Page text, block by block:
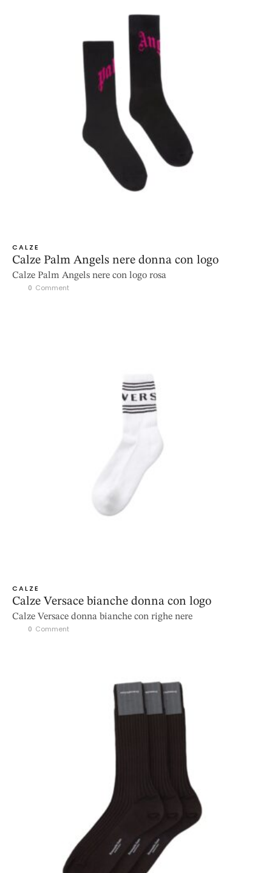
CALZE
Calze Palm Angels nere donna con logo
Calze Palm Angels nere con logo rosa
0 Comment
CALZE
Calze Versace bianche donna con logo
Calze Versace donna bianche con righe nere
0 Comment